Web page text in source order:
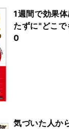
1週間で効果
たずに"どこ
0
気づいた人か